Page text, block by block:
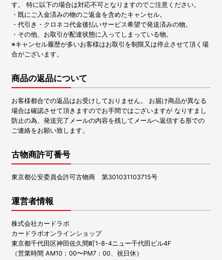
す。 特に以下の場合は対応不可となりますのでご注意ください。
・既にご入金済みの物のご返金を含めたキャンセル。
・代引き・クロネコ代金後払いサービス希望で発送済みの物。
・その他、お取引が配達状態に入ってしまっている物。
※キャンセル履歴が多いお客様はお取引を制限又は停止させて頂く場
合がございます。
商品の返品について
お客様都合での返品はお受けしておりません。 お届け商品が異なる
場合は確認させて頂きますのでお手間ではございますが なりすまし
防止の為、発送完了メールの内容を残してメールへ返信する形での
ご連絡をお願い致します。
古物商許可番号
東京都公安委員会許可古物商 第301031103715号
運営者情報
株式会社カードラボ
カードラボオンラインショップ
東京都千代田区神田佐久間町1-8-4ニュー千代田ビル4F
（営業時間 AM10：00〜PM7：00、祝日休）